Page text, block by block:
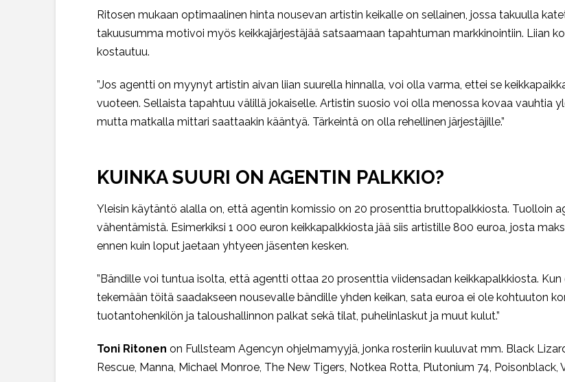
Ritosen mukaan optimaalinen hinta nousevan artistin keikalle on sellainen, jossa takuulla
takuusumma motivoi myös keikkajärjestäjää satsaamaan tapahtuman markkinointiin. Liian
kostautuu.
”Jos agentti on myynyt artistin aivan liian suurella hinnalla, voi olla varma, ettei se
vuoteen. Sellaista tapahtuu välillä jokaiselle. Artistin suosio voi olla menossa kovaa vauhtia
mutta matkalla mittari saattaakin kääntyä. Tärkeintä on olla rehellinen järjestäjille.”
KUINKA SUURI ON AGENTIN PALKKIO?
Yleisin käytäntö alalla on, että agentin komissio on 20 prosenttia bruttopalkkiosta. Tuolloin
vähentämistä. Esimerkiksi 1 000 euron keikkapalkkiosta jää siis artistille 800 euroa, josta
ennen kuin loput jaetaan yhtyeen jäsenten kesken.
”Bändille voi tuntua isolta, että agentti ottaa 20 prosenttia viidensadan keikkapalkkiosta.
tekemään töitä saadakseen nousevalle bändille yhden keikan, sata euroa ei ole kohtuuton
tuotantohenkilön ja taloushallinnon palkat sekä tilat, puhelinlaskut ja muut kulut.”
Toni Ritonen on Fullsteam Agencyn ohjelmamyyjä, jonka rosteriin kuuluvat mm. Black
Rescue, Manna, Michael Monroe, The New Tigers, Notkea Rotta, Plutonium 74, Poisonblack,